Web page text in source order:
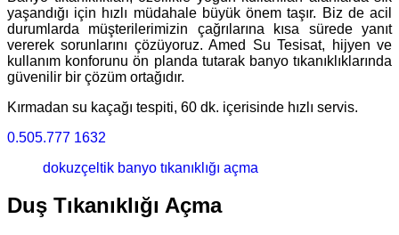
yaşandığı için hızlı müdahale büyük önem taşır. Biz de acil
durumlarda müşterilerimizin çağrılarına kısa sürede yanıt
vererek sorunlarını çözüyoruz. Amed Su Tesisat, hijyen ve
kullanım konforunu ön planda tutarak banyo tıkanıklıklarında
güvenilir bir çözüm ortağıdır.
Kırmadan su kaçağı tespiti, 60 dk. içerisinde hızlı servis.
0.505.777 1632
dokuzçeltik banyo tıkanıklığı açma
Duş Tıkanıklığı Açma